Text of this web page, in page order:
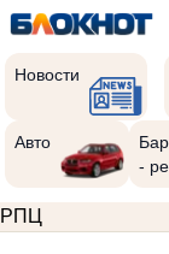
Новости
Авто
-
РПЦ